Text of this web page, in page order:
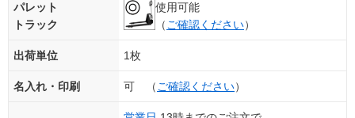
パレット
トラック
使用可能
（ ご確認ください）
出荷単位 1枚
名入れ・印刷 可 （ ご確認ください）